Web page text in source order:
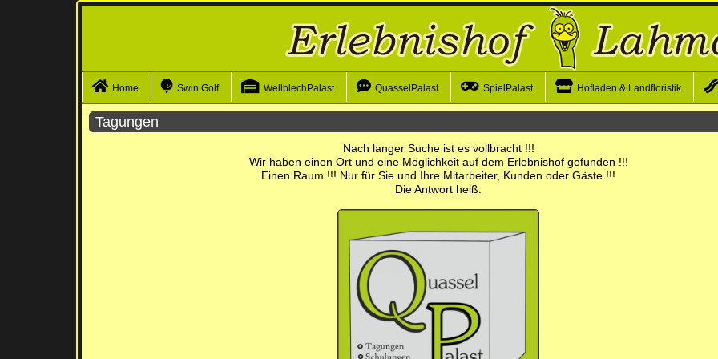
Navigation überspringen
Home
Swin Golf WellblechPalast QuasselPalast SpielPalast Hofladen & Landfloristik
Tagungen
Nach langer Suche ist es vollbracht !!!
Wir haben einen Ort und eine Möglichkeit auf dem Erlebnishof gefunden !!!
Einen Raum !!! Nur für Sie und Ihre Mitarbeiter, Kunden oder Gäste !!!
Die Antwort heiß: